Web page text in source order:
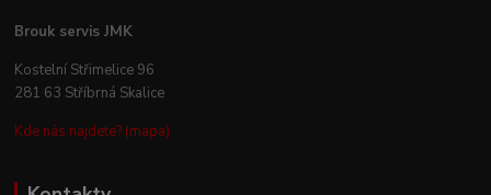
Brouk servis JMK
Kostelní Střimelice 96
281 63 Stříbrná Skalice
Kde nás najdete? (mapa)